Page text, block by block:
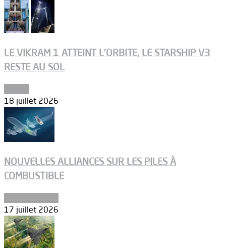
LE VIKRAM 1 ATTEINT L’ORBITE, LE STARSHIP V3
RESTE AU SOL
18 juillet 2026
NOUVELLES ALLIANCES SUR LES PILES À
COMBUSTIBLE
17 juillet 2026